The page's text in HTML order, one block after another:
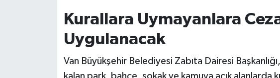
Kurallara Uymayanlara
Uygulanacak
Van Büyükşehir Belediyesi Zabıta Dairesi
kalan park, bahçe, sokak ve kamuya açık alanlarda